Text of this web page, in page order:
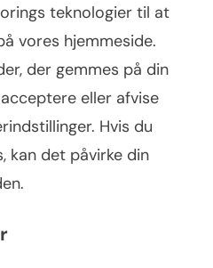
teknologier til at
vores hjemmeside.
der gemmes på din
eller afvise
Hvis du
kan det påvirke din